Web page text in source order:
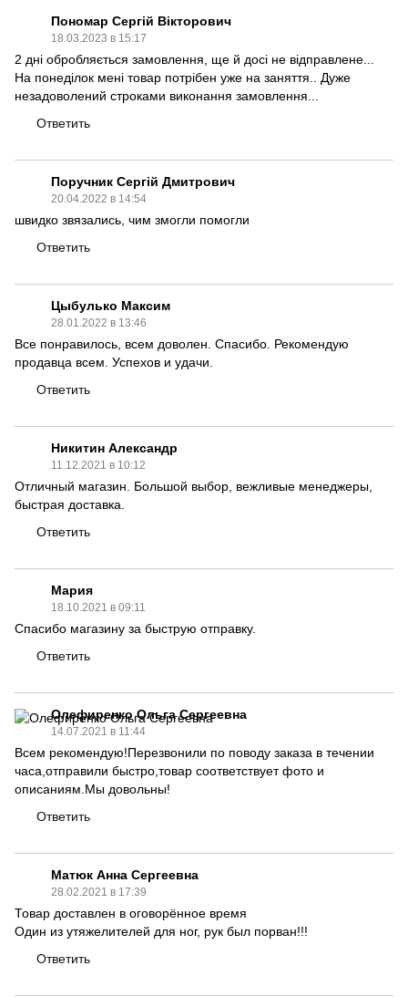
Пономар Сергій Вікторович
18.03.2023 в 15:17
2 дні обробляється замовлення, ще й досі не відправлене...
На понеділок мені товар потрібен уже на заняття.. Дуже
незадоволений строками виконання замовлення...
Ответить
Поручник Сергій Дмитрович
20.04.2022 в 14:54
швидко звязались, чим змогли помогли
Ответить
Цыбулько Максим
28.01.2022 в 13:46
Все понравилось, всем доволен. Спасибо. Рекомендую
продавца всем. Успехов и удачи.
Ответить
Никитин Александр
11.12.2021 в 10:12
Отличный магазин. Большой выбор, вежливые менеджеры,
быстрая доставка.
Ответить
Мария
18.10.2021 в 09:11
Спасибо магазину за быструю отправку.
Ответить
Олефиренко Ольга Сергеевна
14.07.2021 в 11:44
Всем рекомендую!Перезвонили по поводу заказа в течении
часа,отправили быстро,товар соответствует фото и
описаниям.Мы довольны!
Ответить
Матюк Анна Сергеевна
28.02.2021 в 17:39
Товар доставлен в оговорённое время
Один из утяжелителей для ног, рук был порван!!!
Ответить